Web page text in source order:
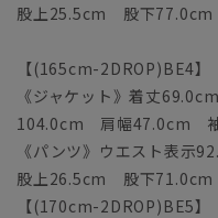
股上25.5cm 股下
【(165cm-2DROP)BE4】
《ジャケット》着丈
104.0cm 肩幅47.0cm
《パンツ》ウエスト表
股上26.5cm 股下
【(170cm-2DROP)BE5】